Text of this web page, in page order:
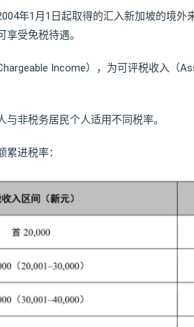
年1月1日起取得的汇入新加坡的境外
受免税待遇。
Income），为可评税收入（
非税务居民个人适用不同税率。
进税率：